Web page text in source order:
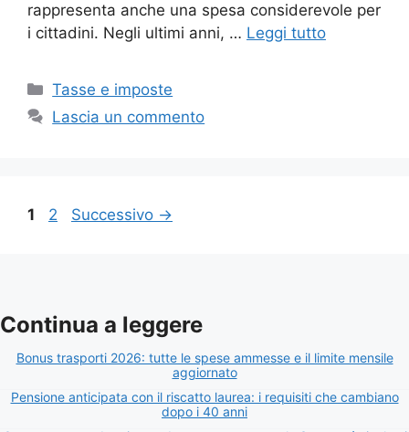
rappresenta anche una spesa considerevole per
i cittadini. Negli ultimi anni, … Leggi tutto
Categorie
Tasse e imposte
Lascia un commento
Pagina
1 Pagina
2 Successivo →
Continua a leggere
Bonus trasporti 2026: tutte le spese ammesse e il limite mensile
aggiornato
Pensione anticipata con il riscatto laurea: i requisiti che cambiano
dopo i 40 anni